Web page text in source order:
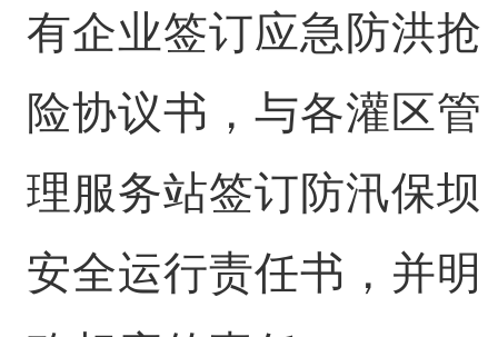
有企业签订应急防洪抢
险协议书，与各灌区管
理服务站签订防汛保坝
安全运行责任书，并明